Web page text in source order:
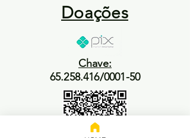
Doações
Chave:
65.258.416/0001-50